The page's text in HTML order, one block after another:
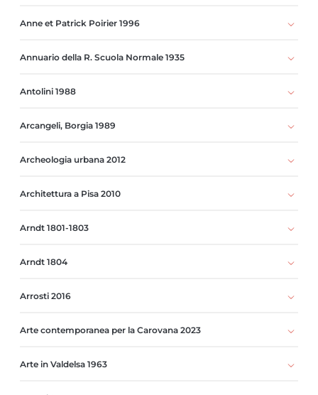
Anne et Patrick Poirier 1996
Annuario della R. Scuola Normale 1935
Antolini 1988
Arcangeli, Borgia 1989
Archeologia urbana 2012
Architettura a Pisa 2010
Arndt 1801-1803
Arndt 1804
Arrosti 2016
Arte contemporanea per la Carovana 2023
Arte in Valdelsa 1963